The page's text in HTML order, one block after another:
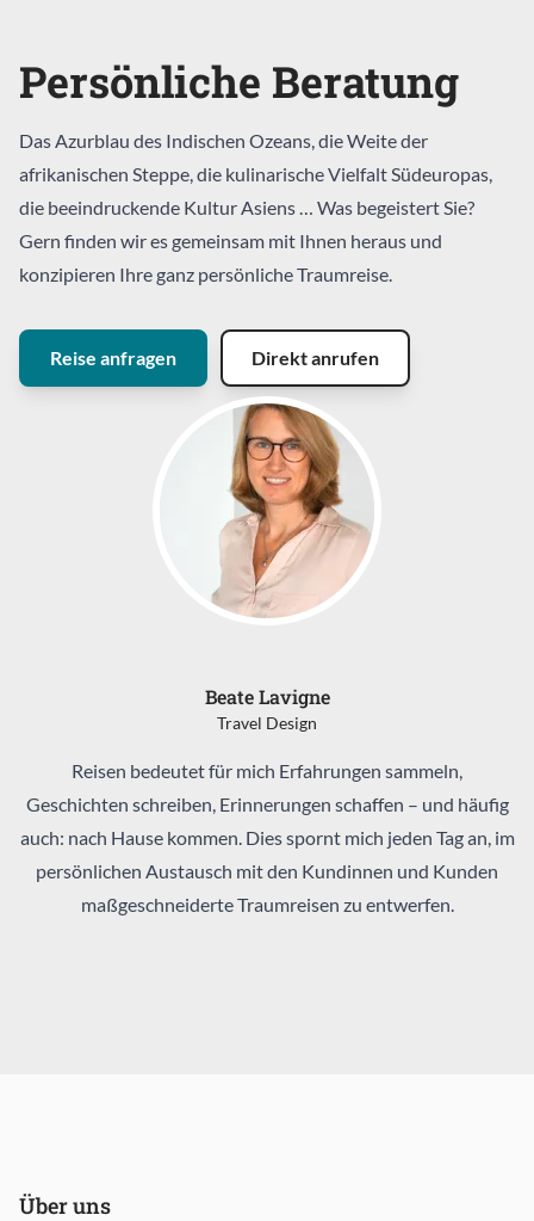
Persönliche Beratung
Das Azurblau des Indischen Ozeans, die Weite der
afrikanischen Steppe, die kulinarische Vielfalt Südeuropas,
die beeindruckende Kultur Asiens … Was begeistert Sie?
Gern finden wir es gemeinsam mit Ihnen heraus und
konzipieren Ihre ganz persönliche Traumreise.
Reise anfragen Direkt anrufen
Beate Lavigne
Travel Design
Reisen bedeutet für mich Erfahrungen sammeln,
Geschichten schreiben, Erinnerungen schaffen – und häufig
auch: nach Hause kommen. Dies spornt mich jeden Tag an, im
persönlichen Austausch mit den Kundinnen und Kunden
maßgeschneiderte Traumreisen zu entwerfen.
Über uns